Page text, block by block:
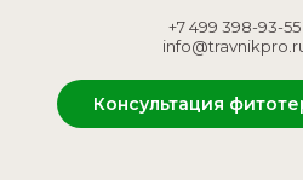
+7 499 398-93-55
Консультация